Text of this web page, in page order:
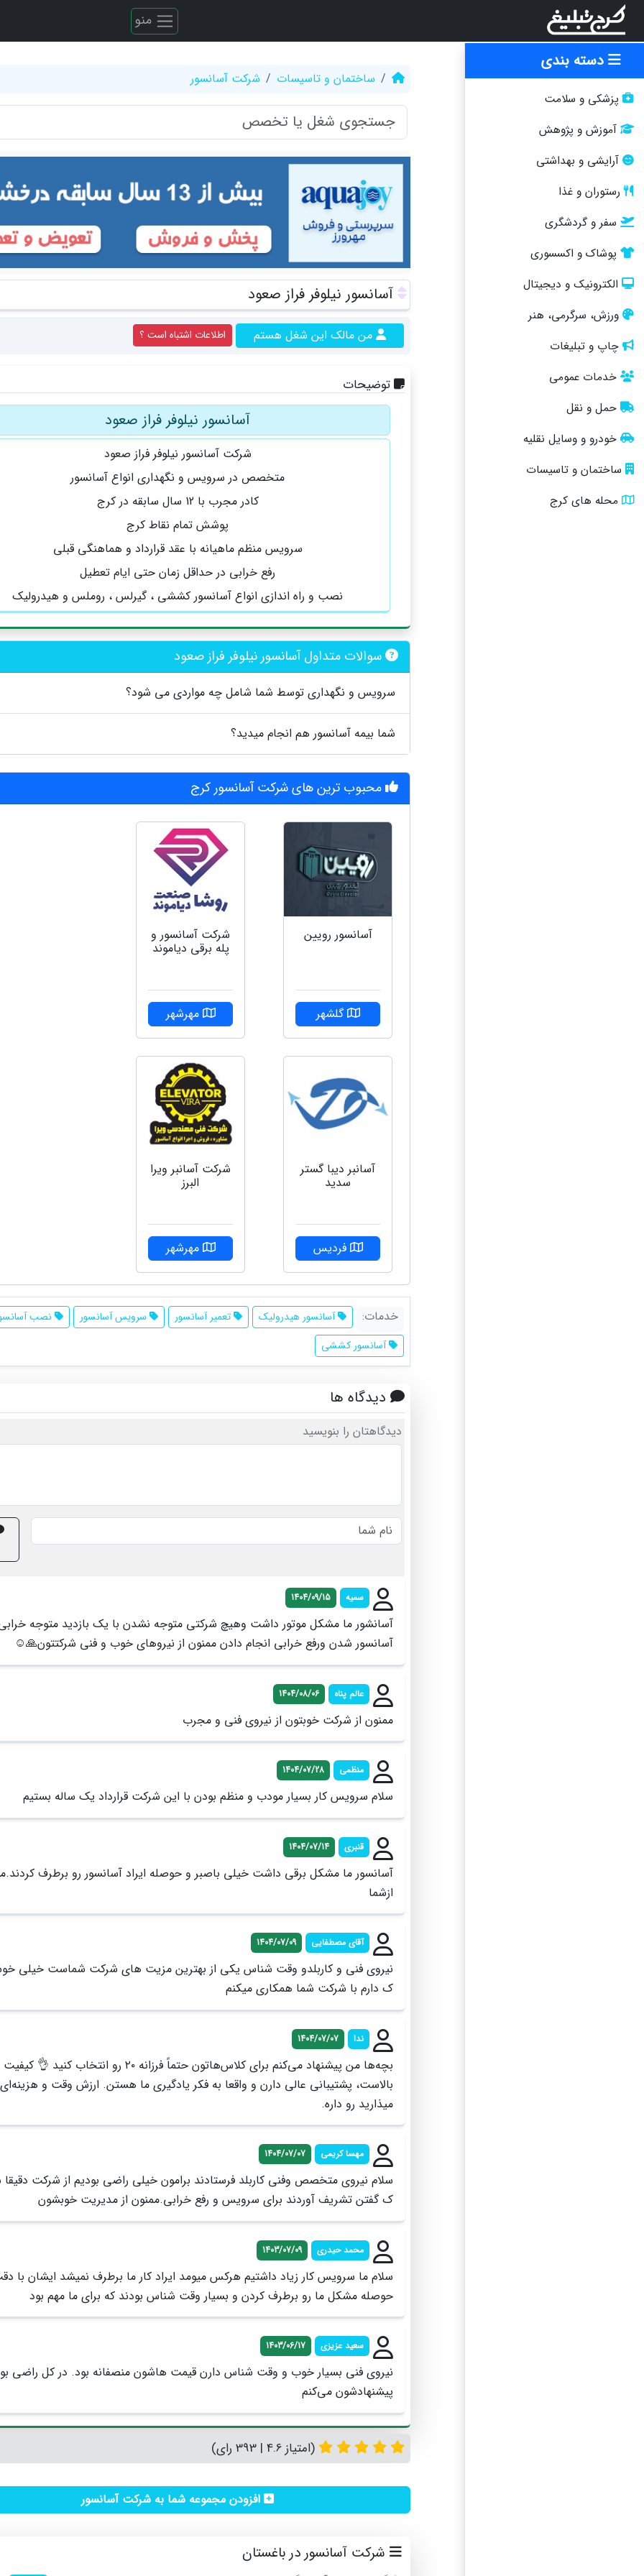
منو
دسته بندی
پزشکی و سلامت
آموزش و پژوهش
آرایشی و بهداشتی
رستوران و غذا
سفر و گردشگری
پوشاک و اکسسوری
الکترونیک و دیجیتال
ورزش، سرگرمی، هنر
چاپ و تبلیغات
خدمات عمومی
حمل و نقل
خودرو و وسایل نقلیه
ساختمان و تاسیسات
محله های کرج
ساختمان و تاسیسات شرکت آسانسور
آسانسور نیلوفر فراز صعود
من مالک این شغل هستم اطلاعات اشتباه است ؟
توضیحات
آسانسور نیلوفر فراز صعود
شرکت آسانسور نیلوفر فراز صعود
متخصص در سرویس و نگهداری انواع آسانسور
کادر مجرب با 12 سال سابقه در کرج
پوشش تمام نقاط کرج
سرویس منظم ماهیانه با عقد قرارداد و هماهنگی قبلی
رفع خرابی در حداقل زمان حتی ایام تعطیل
نصب و راه اندازی انواع آسانسور کششی ، گیرلس ، روملس و هیدرولیک
سوالات متداول آسانسور نیلوفر فراز صعود
سرویس و نگهداری توسط شما شامل چه مواردی می شود؟
شما بیمه آسانسور هم انجام میدید؟
محبوب ترین های شرکت آسانسور کرج
آسانسور رویین
گلشهر
شرکت آسانسور و
پله برقی دیاموند
مهرشهر
آسانبر دیبا گستر
سدید
فردیس
شركت آسانبر ويرا
البرز
مهرشهر
خدمات: آسانسور هیدرولیک تعمیر آسانسور سرویس آسانسور
نصب
آسانسور کششی
دیدگاه ها
دیدگاهتان را بنویسید
سمیه 1404/09/15
آسانشور ما مشکل موتور داشت وهیچ شرکتی متوجه نشدن با یک بازدید متوجه
آسانسور شدن ورفع خرابی انجام دادن ممنون از نیروهای خوب و فنی شرکتتون🙏☺️
عالم پناه 1404/08/06
ممنون از شرکت خوبتون از نیروی فنی و مجرب
منظمی 1404/07/28
سلام سرویس کار بسیار مودب و منظم بودن با این شرکت قرارداد یک ساله بستیم
قنبری 1404/07/14
آسانسور ما مشکل برقی داشت خیلی باصبر و حوصله ایراد آسانسور رو برطرف
ازشما
آقای مصطفایی 1404/07/09
نیروی فنی و کاربلدو وقت شناس یکی از بهترین مزیت های شرکت شماست خیلی
ک دارم با شرکت شما همکاری میکنم
ندا 1404/07/07
بچه‌ها من پیشنهاد می‌کنم برای کلاس‌هاتون حتماً فرزانه ۲۰ رو
بالاست، پشتیبانی عالی دارن و واقعا به فکر یادگیری ما هستن. ارزش وقت و
میذارید رو داره.
مهسا کریمی 1404/07/07
سلام نیروی متخصص وفنی کاربلد فرستادند برامون خیلی راضی بودیم از شرکت دقیقا
ک گفتن تشریف آوردند برای سرویس و رفع خرابی.ممنون از مدیریت خوبشون
محمد حیدری 1403/07/09
سلام ما سرویس کار زیاد داشتیم هرکس میومد ایراد کار ما برطرف نمیشد ایشان با
حوصله مشکل ما رو برطرف کردن و بسیار وقت شناس بودند که برای ما مهم بود
سعید عزیزی 1403/06/17
نیروی فنی بسیار خوب و وقت شناس دارن قیمت هاشون منصفانه بود. در کل راضی
پیشنهادشون می‌کنم
(امتیاز 4.6 | 393 رای)
افزودن مجموعه شما به شرکت آسانسور
شرکت آسانسور در باغستان